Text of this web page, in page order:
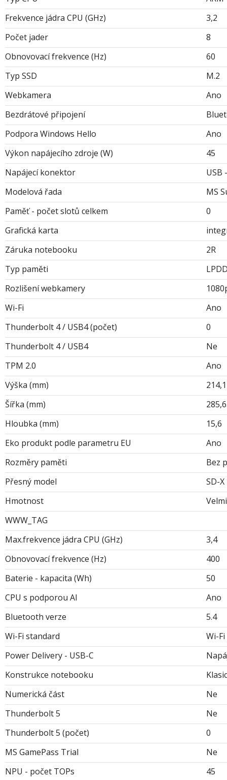
Frekvence jádra CPU (GHz)
3,2
Počet jader
8
Obnovovací frekvence (Hz)
60
Typ SSD
M.2
Webkamera
Ano
Bezdrátové připojení
Podpora Windows Hello
Ano
Výkon napájecího zdroje (W)
45
Napájecí konektor
USB
Modelová řada
MS
Paměť - počet slotů celkem
0
Grafická karta
Záruka notebooku
2R
Typ paměti
Rozlišení webkamery
Wi-Fi
Ano
Thunderbolt 4 / USB4 (počet)
0
Thunderbolt 4 / USB4
Ne
TPM 2.0
Ano
Výška (mm)
Šířka (mm)
Hloubka (mm)
15,6
Eko produkt podle parametru EU
Ano
Rozměry paměti
Bez
Přesný model
SD-
Hmotnost
WWW_TAG
Max.frekvence jádra CPU (GHz)
3,4
Obnovovací frekvence (Hz)
400
Baterie - kapacita (Wh)
50
CPU s podporou AI
Ano
Bluetooth verze
5.4
Wi-Fi standard
Wi-
Power Delivery - USB-C
Konstrukce notebooku
Numerická část
Ne
Thunderbolt 5
Ne
Thunderbolt 5 (počet)
0
MS GamePass Trial
Ne
NPU - počet TOPs
45